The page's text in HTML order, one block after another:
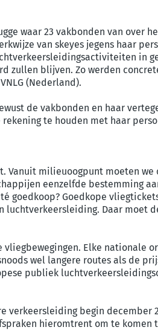
waar 23 vakbonden van over
van skeyes jegens haar
in
zullen blijven. Zo werden
(Nederland).
de vakbonden en haar
te houden met haar
Vanuit milieuoogpunt moeten
eenzelfde bestemming
goedkoop? Goedkope
Daar moet
Elke nationale
wel langere routes als de
publiek
verkeersleiding begin december
hieromtrent om te